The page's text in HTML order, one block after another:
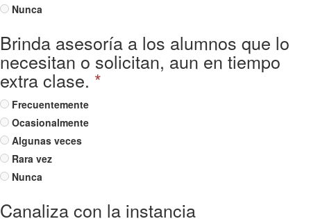
Nunca
Brinda asesoría a los alumnos que lo
necesitan o solicitan, aun en tiempo
extra clase. *
Frecuentemente
Ocasionalmente
Algunas veces
Rara vez
Nunca
Canaliza con la instancia